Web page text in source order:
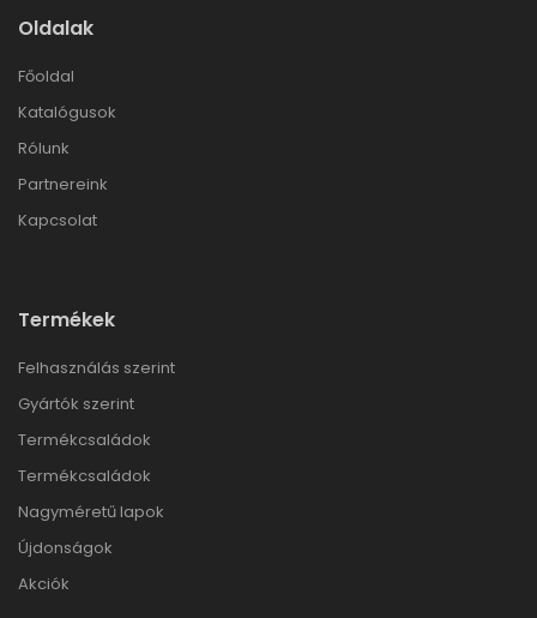
Oldalak
Főoldal
Katalógusok
Rólunk
Partnereink
Kapcsolat
Termékek
Felhasználás szerint
Gyártók szerint
Termékcsaládok
Termékcsaládok
Nagyméretű lapok
Újdonságok
Akciók